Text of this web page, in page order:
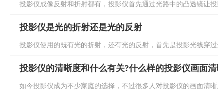
投影仪成像反射和折射都有，投影仪首先通过光路中的凸透镜让
投影仪是光的折射还是光的反射
投影仪使用的既有光的折射，还有光的反射，首先是投影光线穿
投影仪的清晰度和什么有关?什么样的投影仪画面
如今投影仪成为不少家庭的选择，不过很多人对投影仪的画面清